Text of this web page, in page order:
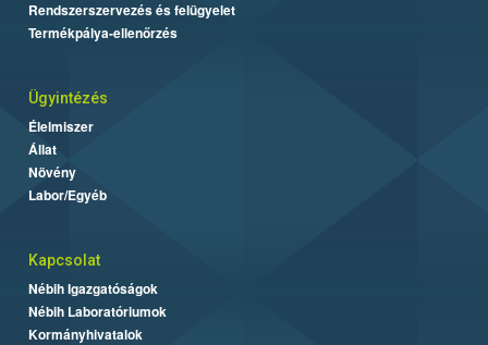
Rendszerszervezés és felügyelet
Termékpálya-ellenőrzés
Ügyintézés
Élelmiszer
Állat
Növény
Labor/Egyéb
Kapcsolat
Nébih Igazgatóságok
Nébih Laboratóriumok
Kormányhivatalok